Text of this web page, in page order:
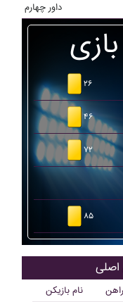
داور چهارم
۲۶
۴۶
۷۲
۸۵
نام بازیکن